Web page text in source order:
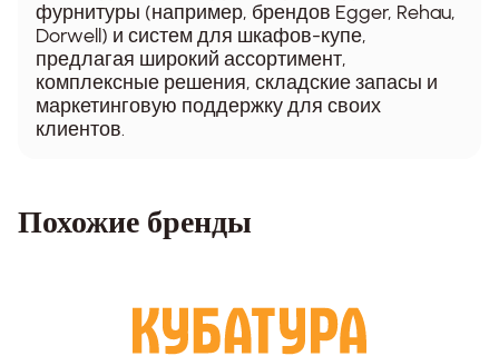
фурнитуры (например, брендов Egger, Rehau,
Dorwell) и систем для шкафов-купе,
предлагая широкий ассортимент,
комплексные решения, складские запасы и
маркетинговую поддержку для своих
клиентов.
Похожие бренды